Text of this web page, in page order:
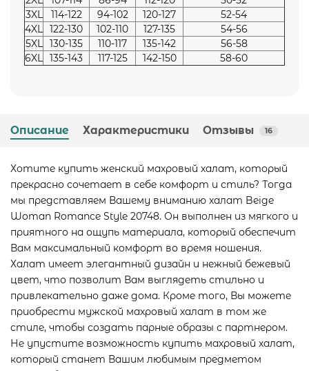
3XL
114-122 94-102 120-127
52-54
4XL 122-130 102-110 127-135
54-56
5XL 130-135 110-117 135-142
56-58
6XL 135-143 117-125 142-150 58-60
Описание Характеристики Отзывы 16
Хотите купить женский махровый халат, который
прекрасно сочетает в себе комфорт и стиль? Тогда
мы представляем Вашему вниманию халат Beige
Woman Romance Style 20748. Он выполнен из мягкого и
приятного на ощупь материала, который обеспечит
Вам максимальный комфорт во время ношения.
Халат имеет элегантный дизайн и нежный бежевый
цвет, что позволит Вам выглядеть стильно и
привлекательно даже дома. Кроме того, Вы можете
приобрести мужской махровый халат в том же
стиле, чтобы создать парные образы с партнером.
Не упустите возможность купить махровый халат,
который станет Вашим любимым предметом